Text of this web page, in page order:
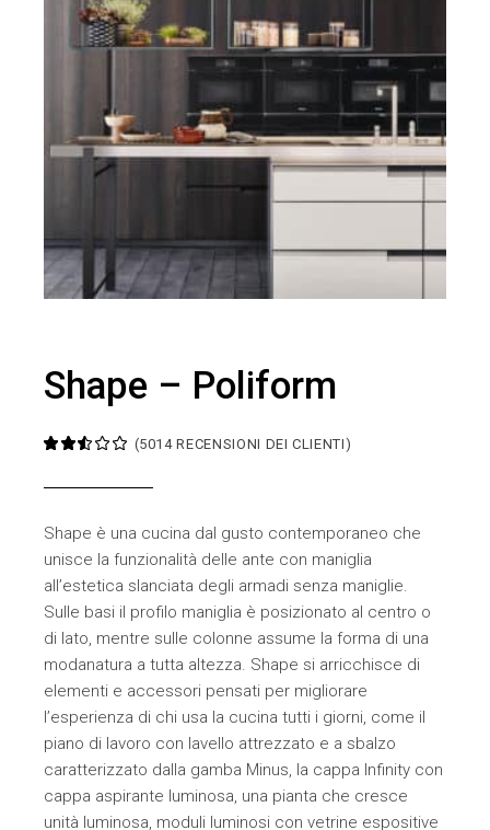
Shape – Poliform
(5014RECENSIONI DEI CLIENTI)
Shape è una cucina dal gusto contemporaneo che
unisce la funzionalità delle ante con maniglia
all’estetica slanciata degli armadi senza maniglie.
Sulle basi il profilo maniglia è posizionato al centro o
di lato, mentre sulle colonne assume la forma di una
modanatura a tutta altezza. Shape si arricchisce di
elementi e accessori pensati per migliorare
l’esperienza di chi usa la cucina tutti i giorni, come il
piano di lavoro con lavello attrezzato e a sbalzo
caratterizzato dalla gamba Minus, la cappa Infinity con
cappa aspirante luminosa, una pianta che cresce
unità luminosa, moduli luminosi con vetrine espositive